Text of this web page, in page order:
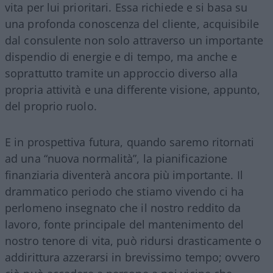
vita per lui prioritari. Essa richiede e si basa su
una profonda conoscenza del cliente, acquisibile
dal consulente non solo attraverso un importante
dispendio di energie e di tempo, ma anche e
soprattutto tramite un approccio diverso alla
propria attività e una differente visione, appunto,
del proprio ruolo.
E in prospettiva futura, quando saremo ritornati
ad una “nuova normalità”, la pianificazione
finanziaria diventerà ancora più importante. Il
drammatico periodo che stiamo vivendo ci ha
perlomeno insegnato che il nostro reddito da
lavoro, fonte principale del mantenimento del
nostro tenore di vita, può ridursi drasticamente o
addirittura azzerarsi in brevissimo tempo; ovvero